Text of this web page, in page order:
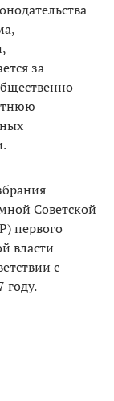
за
Советской
первого
власти
с
году.